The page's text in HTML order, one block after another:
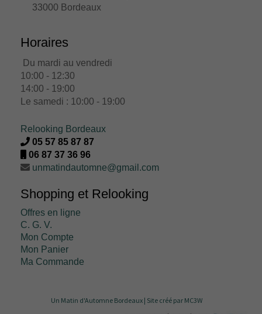
33000 Bordeaux
Horaires
Du mardi au vendredi
10:00 - 12:30
14:00 - 19:00
Le samedi : 10:00 - 19:00
Relooking Bordeaux
05 57 85 87 87
06 87 37 36 96
unmatindautomne@gmail.com
Shopping et Relooking
Offres en ligne
C. G. V.
Mon Compte
Mon Panier
Ma Commande
Un Matin d'Automne Bordeaux | Site créé par MC3W